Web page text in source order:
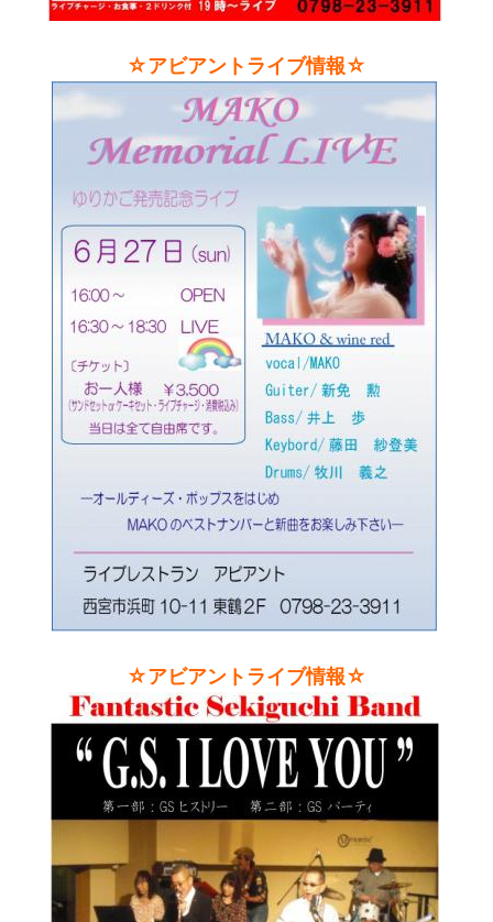
☆アビアントライブ情報☆
☆アビアントライブ情報☆